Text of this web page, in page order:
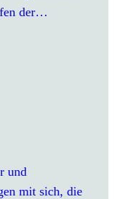
der…
und
mit sich, die